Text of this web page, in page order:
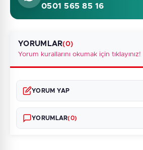
0501 565 85 16
YORUMLAR(0)
Yorum kurallarını okumak için tıklayınız!
YORUM YAP
YORUMLAR(0)